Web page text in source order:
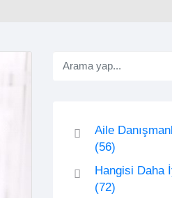
Aile
(56)
Hangisi Daha
(72)